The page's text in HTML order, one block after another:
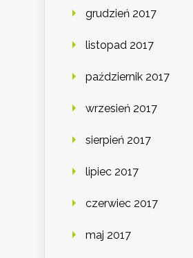
grudzień 2017
listopad 2017
październik 2017
wrzesień 2017
sierpień 2017
lipiec 2017
czerwiec 2017
maj 2017